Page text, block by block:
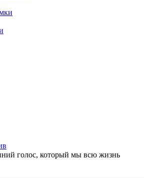
голос, который мы всю жизнь